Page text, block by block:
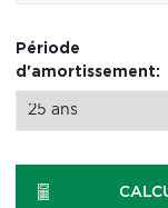
Période
d'amortissement: